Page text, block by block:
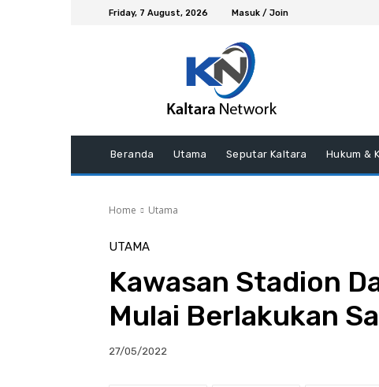
Friday, 7 August, 2026 Masuk / Join
Beranda Utama Seputar Kaltara Hukum &
Home Utama
UTAMA
Kawasan Stadion
Mulai Berlakukan
27/05/2022